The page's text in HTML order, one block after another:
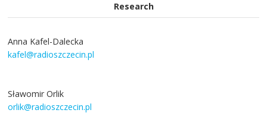
Research
Anna Kafel-Dalecka
kafel@radioszczecin.pl
Sławomir Orlik
orlik@radioszczecin.pl